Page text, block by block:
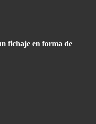
fichaje en forma de